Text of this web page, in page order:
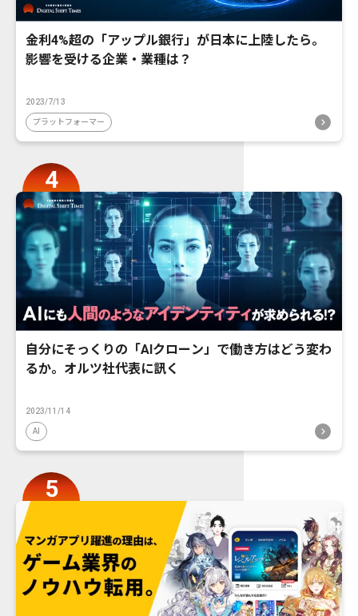
金利4%超の「アップル銀行」が日本に上陸したら。
影響を受ける企業・業種は？
2023/7/13
プラットフォーマー
自分にそっくりの「AIクローン」で働き方はどう変わ
るか。オルツ社代表に訊く
2023/11/14
AI